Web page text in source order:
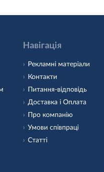
Навігація
Рекламні матеріали
Контакти
Питання-відповідь
Доставка і Оплата
Про компанію
Умови співпраці
Статті